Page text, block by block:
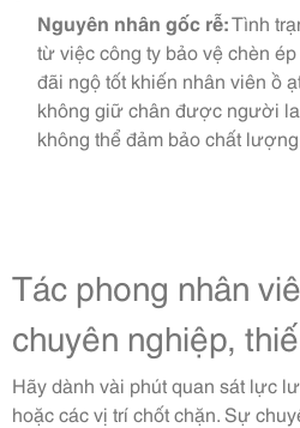
Nguyên nhân gốc rễ:Tình
từ việc công ty bảo vệ chèn
đãi ngộ tốt khiến nhân viên ồ
không giữ chân được người
không thể đảm bảo chất
Tác phong nhân
chuyên nghiệp,
Hãy dành vài phút quan sát lực
hoặc các vị trí chốt chặn. Sự